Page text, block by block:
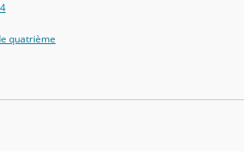
quatrième